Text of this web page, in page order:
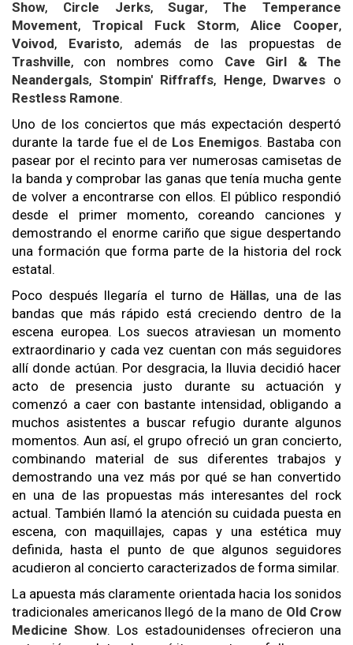
Show, Circle Jerks,Sugar,The Temperance
Movement, Tropical Fuck Storm, Alice Cooper,
Voivod, Evaristo, además de las propuestas de
Trashville, con nombres como Cave Girl & The
Neandergals, Stompin' Riffraffs, Henge, Dwarves o
Restless Ramone.
Uno de los conciertos que más expectación despertó
durante la tarde fue el de Los Enemigos. Bastaba con
pasear por el recinto para ver numerosas camisetas de
la banda y comprobar las ganas que tenía mucha gente
de volver a encontrarse con ellos. El público respondió
desde el primer momento, coreando canciones y
demostrando el enorme cariño que sigue despertando
una formación que forma parte de la historia del rock
estatal.
Poco después llegaría el turno de Hällas, una de las
bandas que más rápido está creciendo dentro de la
escena europea. Los suecos atraviesan un momento
extraordinario y cada vez cuentan con más seguidores
allí donde actúan. Por desgracia, la lluvia decidió hacer
acto de presencia justo durante su actuación y
comenzó a caer con bastante intensidad, obligando a
muchos asistentes a buscar refugio durante algunos
momentos. Aun así, el grupo ofreció un gran concierto,
combinando material de sus diferentes trabajos y
demostrando una vez más por qué se han convertido
en una de las propuestas más interesantes del rock
actual. También llamó la atención su cuidada puesta en
escena, con maquillajes, capas y una estética muy
definida, hasta el punto de que algunos seguidores
acudieron al concierto caracterizados de forma similar.
La apuesta más claramente orientada hacia los sonidos
tradicionales americanos llegó de la mano de Old Crow
Medicine Show. Los estadounidenses ofrecieron una